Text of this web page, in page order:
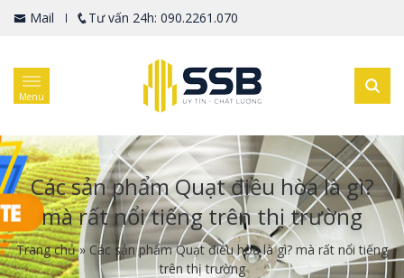
Mail Tư vấn 24h: 090.2261.070
Menu
Các sản phẩm Quạt điều hòa là gì?
mà rất nổi tiếng trên thị trường
Trang chủ» Các sản phẩm Quạt điều hòa là gì? mà rất nổi tiếng
trên thị trường